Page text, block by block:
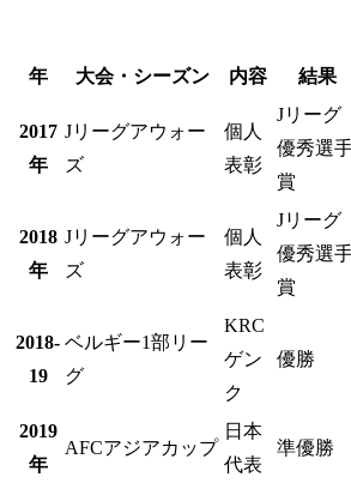
年 大会・シーズン 内容 結果
2017
年
Jリーグアウォー
ズ
個人
表彰
Jリーグ
優秀選
賞
2018
年
Jリーグアウォー
ズ
個人
表彰
Jリーグ
優秀選
賞
2018-
19
ベルギー1部リー
グ
KRC
ゲン
ク
優勝
2019
年
AFCアジアカップ
日本
代表
準優勝